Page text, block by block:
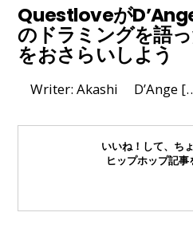
Questloveが
のドラミングを語
をおさらいしよう
Writer: Akashi D’Ange
いいね！して、ち
ヒップホップ記事